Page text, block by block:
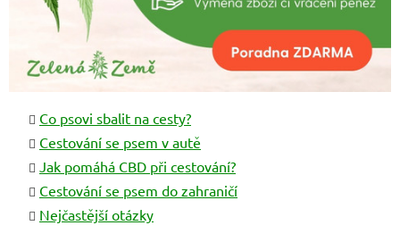
Co psovi sbalit na cesty?
Cestování se psem v autě
Jak pomáhá CBD při cestování?
Cestování se psem do zahraničí
Nejčastější otázky